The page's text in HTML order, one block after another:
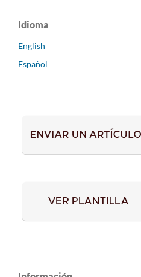
Idioma
English
Español